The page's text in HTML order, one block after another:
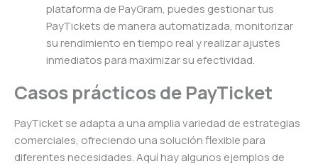
plataforma de PayGram, puedes gestionar tus
PayTickets de manera automatizada, monitorizar
su rendimiento en tiempo real y realizar ajustes
inmediatos para maximizar su efectividad.
Casos prácticos de PayTicket
PayTicket se adapta a una amplia variedad de estrategias
comerciales, ofreciendo una solución flexible para
diferentes necesidades. Aquí hay algunos ejemplos de